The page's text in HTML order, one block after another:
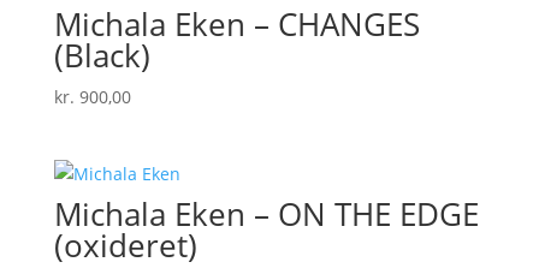
Michala Eken – CHANGES
(Black)
kr. 900,00
Michala Eken – ON THE EDGE
(oxideret)